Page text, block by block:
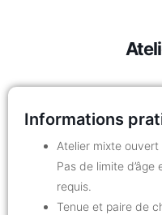
Informations
Atelier mixte
Pas de limite
requis.
Tenue et paire de